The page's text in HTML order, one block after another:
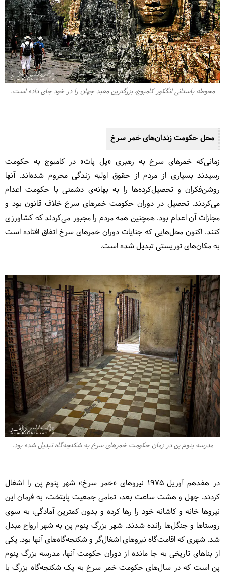
محوطه باستانی انگکور کامبوج، بزرگترین معبد جهان را در خود جای داده است.
محل حکومت زندان‌های خمر سرخ
زمانی‌که خمرهای سرخ به رهبری «پل پات» در کامبوج به حکومت
رسیدند بسیاری از مردم از حقوق اولیه زندگی محروم شده‌اند. آنها
روشن‌فکران و تحصیل‌کرده‌ها را به بهانه‌ی دشمنی با حکومت اعدام
می‌کردند. تحصیل در دوران حکومت خمرهای سرخ خلاف قانون بود و
مجازات آن اعدام بود. همچنین همه مردم را مجبور می‌کردند که کشاورزی
کنند. اکنون محل‌هایی که جنایات دوران خمرهای سرخ اتفاق افتاده است
به مکان‌های توریستی تبدیل شده است.
مدرسه پنوم پن در زمان حکومت خمرهای سرخ به شکنجه‌گاه تبدیل شده بود.
در هفدهم آوریل ۱۹۷۵ نیروهای «خمر سرخ» شهر پنوم پن را اشغال
کردند. چهل و هشت ساعت بعد، تمامی جمعیت پایتخت، به فرمان این
نیروها خانه و کاشانه خود را رها کرده و بدون کمترین آمادگی، به سوی
روستاها و جنگل‌ها رانده شدند. شهر بزرگ پنوم پن به شهر ارواح مبدل
شد. شهری که اقامت‌گاه نیروهای اشغال‌گر و شکنجه‌گاه‌های آنها بود. یکی
از بناهای تاریخی به جا مانده از دوران حکومت آنها، مدرسه بزرگ پنوم
پن است که در سال‌های حکومت خمر سرخ به یک شکنجه‌گاه بزرگ با